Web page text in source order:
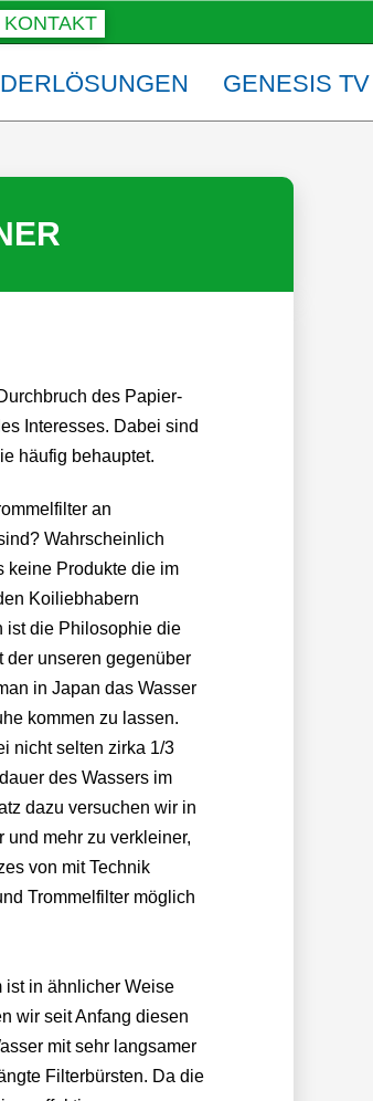
KONTAKT
GENESIS TV
des Papier-
Interesses. Dabei sind
häufig behauptet.
an
Wahrscheinlich
keine Produkte die im
Koiliebhabern
ist die Philosophie die
der unseren gegenüber
in Japan das Wasser
kommen zu lassen.
nicht selten zirka 1/3
des Wassers im
dazu versuchen wir in
und mehr zu verkleiner,
von mit Technik
Trommelfilter möglich
ist in ähnlicher Weise
wir seit Anfang diesen
mit sehr langsamer
Filterbürsten. Da die